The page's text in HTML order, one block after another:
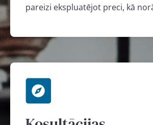
pareizi ekspluatējot preci, kā